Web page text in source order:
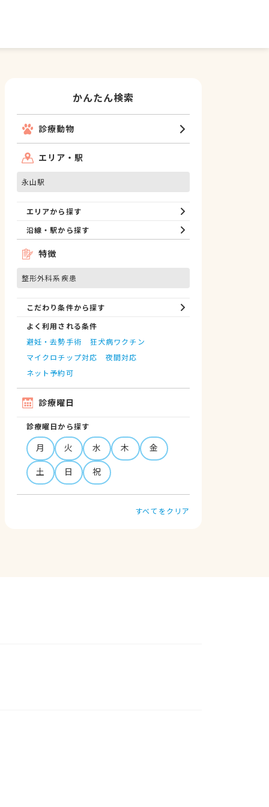
かんたん検索
診療動物
エリア・駅
永山駅
エリアから探す
沿線・駅から探す
特徴
整形外科系疾患
こだわり条件から探す
よく利用される条件
避妊・去勢手術
狂犬病ワクチン
マイクロチップ対応
夜間対応
ネット予約可
診療曜日
診療曜日から探す
月 火 水 木
金
土
日 祝
すべてをクリア